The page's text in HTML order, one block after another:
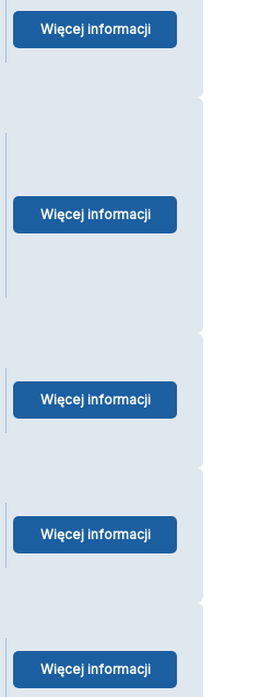
Więcej informacji
Więcej informacji
Więcej informacji
Więcej informacji
Więcej informacji